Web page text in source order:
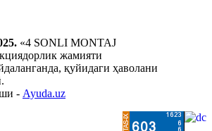
«4 SONLI MONTAJ
жамияти
қуйидаги ҳаволани
- Ayuda.uz